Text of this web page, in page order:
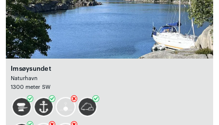
Imsøysundet
Naturhavn
1300 meter SW